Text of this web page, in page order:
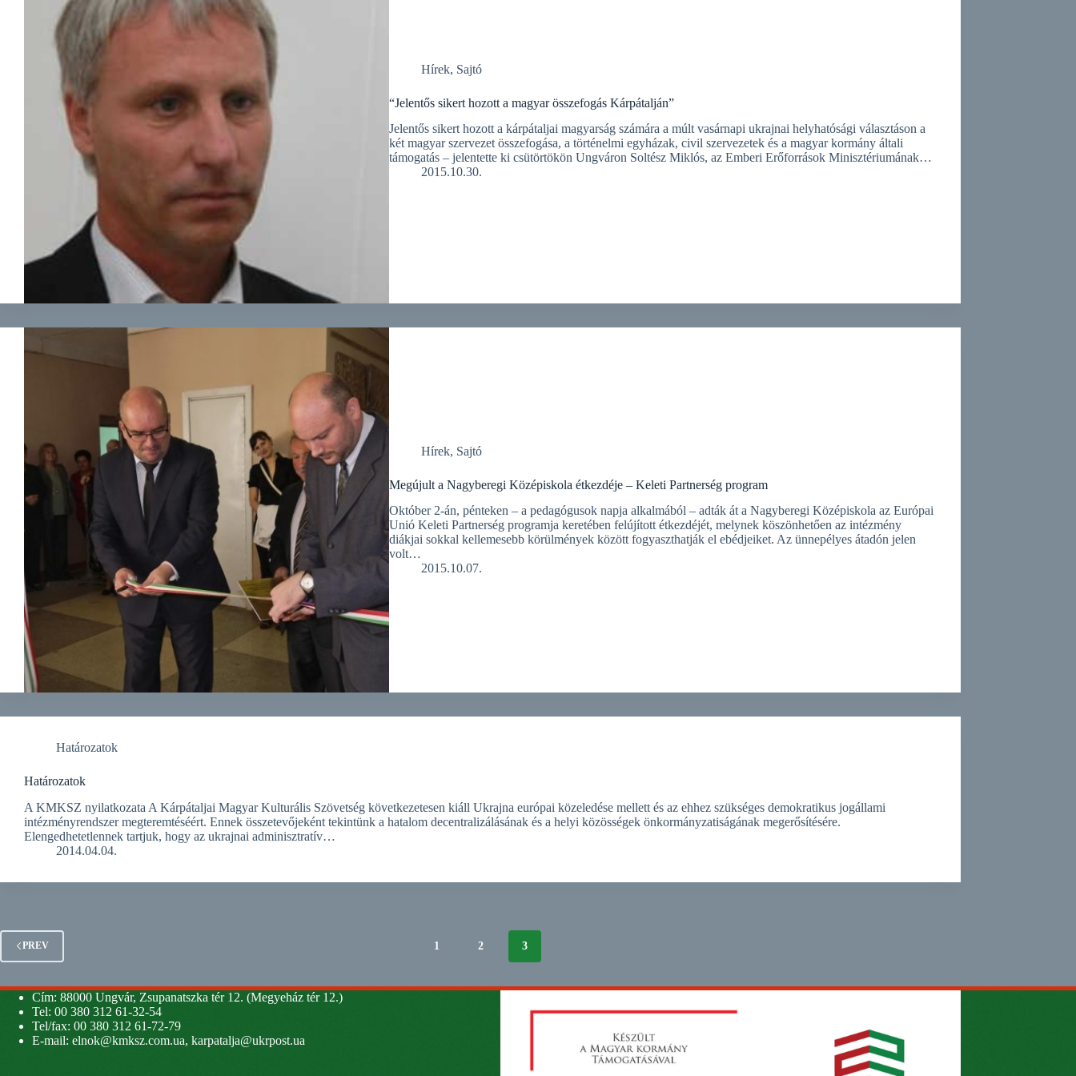
Hírek, Sajtó
“Jelentős sikert hozott a magyar összefogás Kárpátalján”
Jelentős sikert hozott a kárpátaljai magyarság számára a múlt vasárnapi ukrajnai helyhatósági választáson a
két magyar szervezet összefogása, a történelmi egyházak, civil szervezetek és a magyar kormány általi
támogatás – jelentette ki csütörtökön Ungváron Soltész Miklós, az Emberi Erőforrások Minisztériumának…
2015.10.30.
Hírek, Sajtó
Megújult a Nagyberegi Középiskola étkezdéje – Keleti Partnerség program
Október 2-án, pénteken – a pedagógusok napja alkalmából – adták át a Nagy­bere­gi Középiskola az Európai
Unió Keleti Partnerség programja keretében felújított étkezdéjét, melynek köszönhetően az intézmény
diákjai sokkal kellemesebb körülmények között fogyaszthatják el ebédjeiket. Az ünnepélyes átadón jelen
volt…
2015.10.07.
Határozatok
Határozatok
A KMKSZ nyilatkozata A Kárpátaljai Magyar Kulturális Szövetség következetesen kiáll Ukrajna európai közeledése mellett és az ehhez szükséges demokratikus jogállami
intézményrendszer megteremtéséért. Ennek összetevőjeként tekintünk a hatalom decentralizálásának és a helyi közösségek önkormányzatiságának megerősítésére.
Elengedhetetlennek tartjuk, hogy az ukrajnai adminisztratív…
2014.04.04.
PREV 1 2 3
Cím: 88000 Ungvár, Zsupanatszka tér 12. (Megyeház tér 12.)
Tel: 00 380 312 61-32-54
Tel/fax: 00 380 312 61-72-79
E-mail: elnok@kmksz.com.ua, karpatalja@ukrpost.ua